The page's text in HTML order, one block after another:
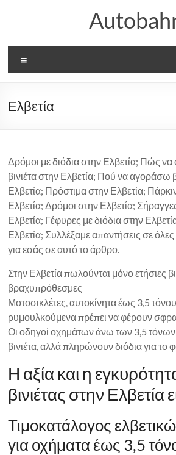
Ελβετία
Δρόμοι με διόδια στην Ελβετία; Πώς να
βινιέτα στην Ελβετία; Πού να αγοράσω
Ελβετία; Πρόστιμα στην Ελβετία;
Ελβετία; Δρόμοι στην Ελβετία;
Ελβετία; Γέφυρες με διόδια στην
Ελβετία; Συλλέξαμε απαντήσεις σε όλες
για εσάς σε αυτό το άρθρο.
Στην Ελβετία πωλούνται μόνο ετήσιες
βραχυπρόθεσμες
Μοτοσικλέτες, αυτοκίνητα έως 3,5
ρυμουλκούμενα πρέπει να φέρουν
Οι οδηγοί οχημάτων άνω των 3,5 τόνων
βινιέτα, αλλά πληρώνουν διόδια για το
Η αξία και η
βινιέτας στην Ελβετία
Τιμοκατάλογος
για οχήματα έως 3,5